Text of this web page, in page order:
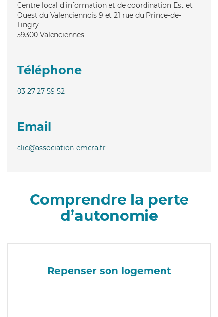
Centre local d'information et de coordination Est et
Ouest du Valenciennois 9 et 21 rue du Prince-de-
Tingry
59300 Valenciennes
Téléphone
03 27 27 59 52
Email
clic@association-emera.fr
Comprendre la perte
d’autonomie
Repenser son logement